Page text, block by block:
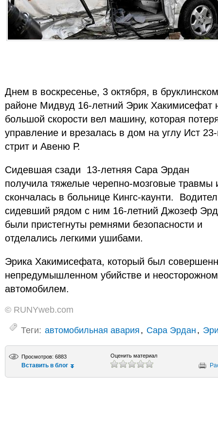
Днем в воскресенье, 3 октября, в бруклинском
районе Мидвуд 16-летний Эрик Хакимисефат
большой скорости вел машину, которая
управление и врезалась в дом на углу Ист
стрит и Авеню Р.
Сидевшая сзади 13-летняя Сара Эрдан
получила тяжелые черепно-мозговые травмы
скончалась в больнице Кингс-каунти.
сидевший рядом с ним 16-летний Джозеф
были пристегнуты ремнями безопасности и
отделались легкими ушибами.
Эрика Хакимисефата, который был
непредумышленном убийстве и
автомобилем.
© RUNYweb.com
Теги: автомобильная авария, Сара Эрдан,
Просмотров: 6883
Вставить в блог
Оценить материал